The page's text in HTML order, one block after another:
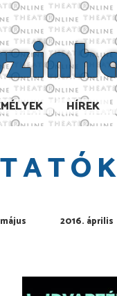
HÍREK
2016. április